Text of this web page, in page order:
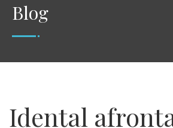
Blog
Idental